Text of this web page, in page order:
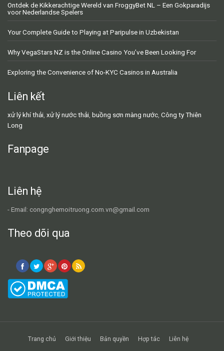
Ontdek de Kikkerachtige Wereld van FroggyBet NL – Een Gokparadijs
voor Nederlandse Spelers
Your Complete Guide to Playing at Paripulse in Uzbekistan
Why VegaStars NZ is the Online Casino You’ve Been Looking For
Exploring the Convenience of No-KYC Casinos in Australia
Liên kết
xử lý khí thải xử lý nước thải buồng sơn màng nước Công ty Thiên
Long
Fanpage
Liên hệ
- Email: congnghemoitruong.com.vn@gmail.com
Theo dõi qua
Trang chủ Giới thiệu Bản quyền Hợp tác Liên hệ